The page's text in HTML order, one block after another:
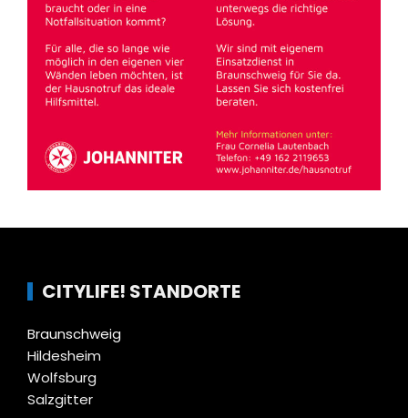
CITYLIFE! STANDORTE
Braunschweig
Hildesheim
Wolfsburg
Salzgitter